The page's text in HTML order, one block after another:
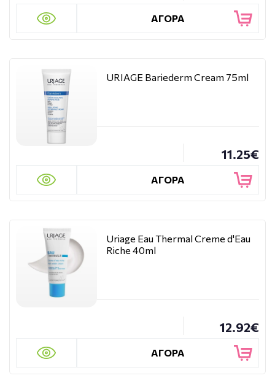
ΑΓΟΡΑ
URIAGE Bariederm Cream 75ml
11.25€
ΑΓΟΡΑ
Uriage Eau Thermal Creme d'Eau
Riche 40ml
12.92€
ΑΓΟΡΑ